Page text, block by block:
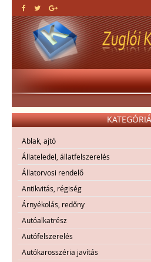
Ablak, ajtó
Állateledel, állatfelszerelés
Állatorvosi rendelő
Antikvitás, régiség
Árnyékolás, redőny
Autóalkatrész
Autófelszerelés
Autókarosszéria javítás